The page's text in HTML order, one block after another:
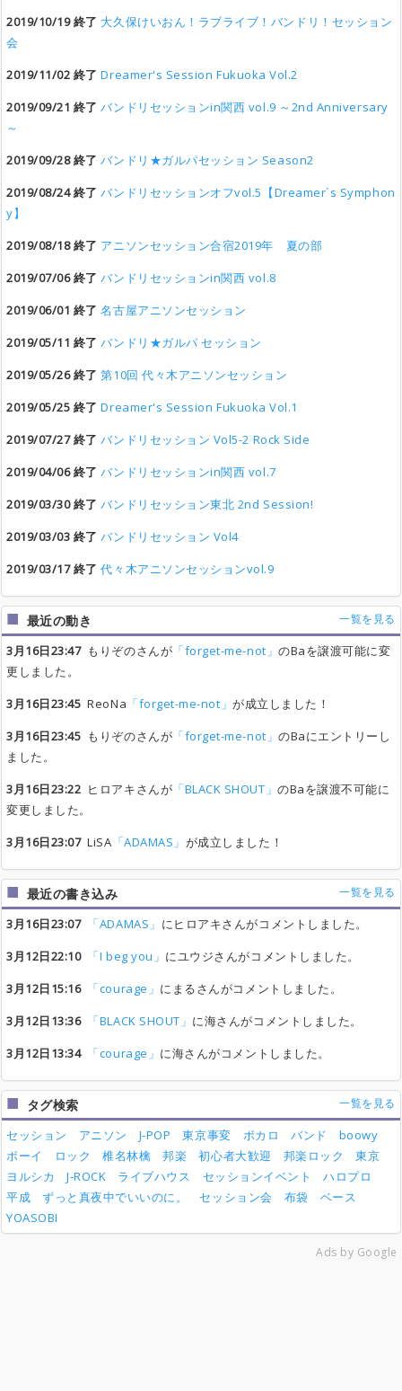
2019/10/19 終了 大久保けいおん！ラブライブ！バンドリ！セッション
会
2019/11/02 終了 Dreamer's Session Fukuoka Vol.2
2019/09/21 終了 バンドリセッションin関西 vol.9 ～2nd Anniversary
～
2019/09/28 終了 バンドリ★ガルパセッション Season2
2019/08/24 終了 バンドリセッションオフvol.5【Dreamer`s Symphon
y】
2019/08/18 終了 アニソンセッション合宿2019年 夏の部
2019/07/06 終了 バンドリセッションin関西 vol.8
2019/06/01 終了 名古屋アニソンセッション
2019/05/11 終了 バンドリ★ガルパ セッション
2019/05/26 終了 第10回 代々木アニソンセッション
2019/05/25 終了 Dreamer's Session Fukuoka Vol.1
2019/07/27 終了 バンドリセッション Vol5-2 Rock Side
2019/04/06 終了 バンドリセッションin関西 vol.7
2019/03/30 終了 バンドリセッション東北 2nd Session!
2019/03/03 終了 バンドリセッション Vol4
2019/03/17 終了 代々木アニソンセッションvol.9
最近の動き 一覧を見る
3月16日23:47もりぞのさんが 「forget-me-not」のBaを譲渡可能に変
更しました。
3月16日23:45 ReoNa 「forget-me-not」が成立しました！
3月16日23:45 もりぞのさんが 「forget-me-not」のBaにエントリーし
ました。
3月16日23:22 ヒロアキさんが 「BLACK SHOUT」のBaを譲渡不可能に
変更しました。
3月16日23:07LiSA 「ADAMAS」 が成立しました！
最近の書き込み 一覧を見る
3月16日23:07 「ADAMAS」 にヒロアキさんがコメントしました。
3月12日22:10
「I beg you」 にユウジさんがコメントしました。
3月12日15:16
「courage」 にまるさんがコメントしました。
3月12日13:36
「BLACK SHOUT」 に海さんがコメントしました。
3月12日13:34
「courage」 に海さんがコメントしました。
タグ検索 一覧を見る
セッション アニソン J-POP 東京事変 ボカロ バンド
boowy
ボーイ
ロック 椎名林檎 邦楽 初心者大歓迎 邦楽ロック
東京
ヨルシカ
J-ROCK ライブハウス セッションイベント
ハロプロ
平成
ずっと真夜中でいいのに。 セッション会 布袋
ベース
YOASOBI
Ads by Google